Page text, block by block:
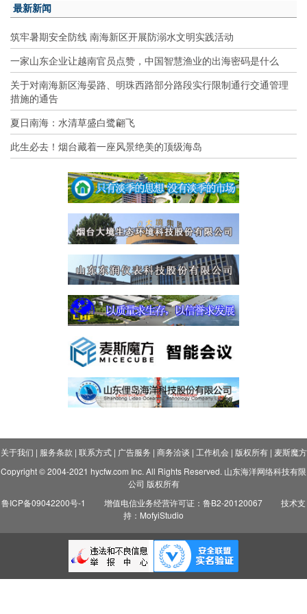
最新新闻
筑牢暑期安全防线 南海新区开展防溺水文明实践活动
一家山东企业让越南官员点赞，中国智慧渔业的出海密码是什么
关于对南海新区海晏路、明珠西路部分路段实行限制通行交通管理
措施的通告
夏日南海：水清草盛白鹭翩飞
此生必去！烟台藏着一座风景绝美的顶级海岛
关于我们 | 服务条款 | 联系方式| 广告服务 | 商务洽谈 | 工作机会| 版权所有| 麦斯魔方
Copyright © 2004-2021 hycfw.com Inc. All Rights Reserved. 山东海洋网络科技有限
公司 版权所有
鲁ICP备09042200号-1
增值电信业务经营许可证：鲁B2-20120067
技术支
持：MofyiStudio